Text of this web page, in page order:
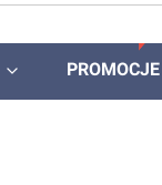
PROMOCJE